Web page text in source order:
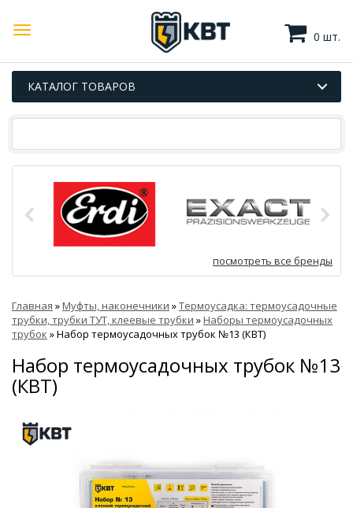
0 шт.
КАТАЛОГ ТОВАРОВ
посмотреть все бренды
Главная »Муфты, наконечники »Термоусадка: термоусадочные
трубки, трубки ТУТ, клеевые трубки »Наборы термоусадочных
трубок »Набор термоусадочных трубок №13 (КВТ)
Набор термоусадочных трубок №13
(КВТ)